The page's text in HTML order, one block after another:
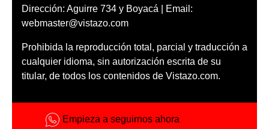
Dirección: Aguirre 734 y Boyacá | Email:
webmaster@vistazo.com
Prohibida la reproducción total, parcial y traducción a
cualquier idioma, sin autorización escrita de su
titular, de todos los contenidos de Vistazo.com.
Empieza a seguirnos ahora